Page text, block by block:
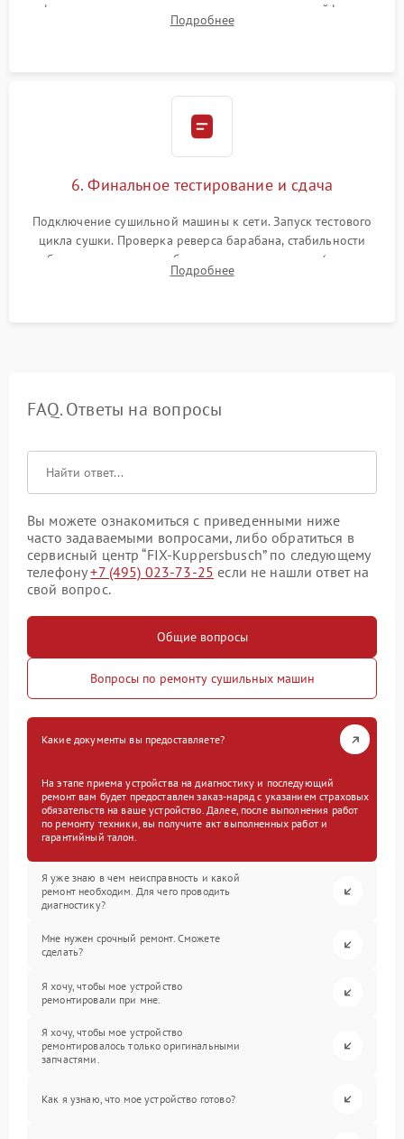
фиксация всех узлов, подключение клемм и шлейфов к
модулю управления. Монтаж корпусных панелей, люка и
Подробнее
6. Финальное тестирование и сдача
Подключение сушильной машины к сети. Запуск тестового
цикла сушки. Проверка реверса барабана, стабильности
набора температуры, работы дренажного насоса (откачка
конденсата) и отсутствия посторонних скрипов, стуков или
Подробнее
FAQ. Ответы на вопросы
Вы можете ознакомиться с приведенными ниже
часто задаваемыми вопросами, либо обратиться в
сервисный центр “FIX-Kuppersbusch” по следующему
телефону+7 (495) 023-73-25 если не нашли ответ на
свой вопрос.
Общие вопросы
Вопросы по ремонту сушильных машин
Какие документы вы предоставляете?
На этапе приема устройства на диагностику и последующий
ремонт вам будет предоставлен заказ-наряд с указанием страховых
обязательств на ваше устройство. Далее, после выполнения работ
по ремонту техники, вы получите акт выполненных работ и
гарантийный талон.
Я уже знаю в чем неисправность и какой
ремонт необходим. Для чего проводить
диагностику?
Мне нужен срочный ремонт. Сможете
сделать?
Я хочу, чтобы мое устройство
ремонтировали при мне.
Я хочу, чтобы мое устройство
ремонтировалось только оригинальными
запчастями.
Как я узнаю, что мое устройство готово?